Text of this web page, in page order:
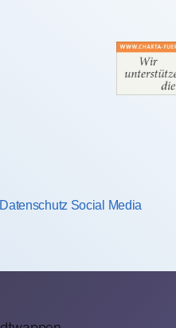
Datenschutz Social Media